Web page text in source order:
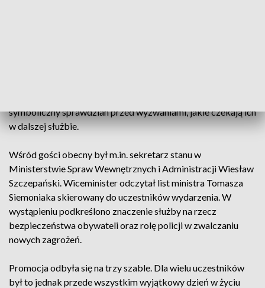
symboliczny sprawdzian przed wyzwaniami, jakie czekają ich
w dalszej służbie.
Wśród gości obecny był m.in. sekretarz stanu w
Ministerstwie Spraw Wewnętrznych i Administracji Wiesław
Szczepański. Wiceminister odczytał list ministra Tomasza
Siemoniaka skierowany do uczestników wydarzenia. W
wystąpieniu podkreślono znaczenie służby na rzecz
bezpieczeństwa obywateli oraz rolę policji w zwalczaniu
nowych zagrożeń.
Promocja odbyła się na trzy szable. Dla wielu uczestników
był to jednak przede wszystkim wyjątkowy dzień w życiu